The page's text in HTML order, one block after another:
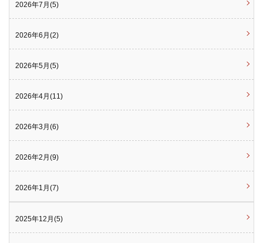
2026年7月(5)
2026年6月(2)
2026年5月(5)
2026年4月(11)
2026年3月(6)
2026年2月(9)
2026年1月(7)
2025年12月(5)